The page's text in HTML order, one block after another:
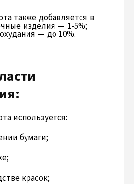
также добавляется в
изделия — 1-5%;
— до 10%.
используется:
бумаги;
красок;